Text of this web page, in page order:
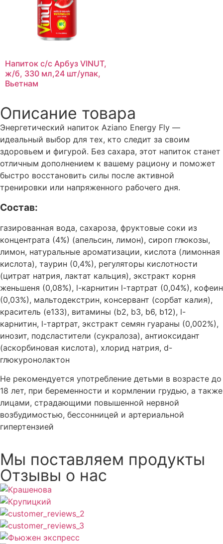
Напиток с/с Арбуз VINUT,
ж/б, 330 мл,24 шт/упак,
Вьетнам
Описание товара
Энергетический напиток Aziano Energy Fly —
идеальный выбор для тех, кто следит за своим
здоровьем и фигурой. Без сахара, этот напиток станет
отличным дополнением к вашему рациону и поможет
быстро восстановить силы после активной
тренировки или напряженного рабочего дня.
Состав:
газированная вода, сахароза, фруктовые соки из
концентрата (4%) (апельсин, лимон), сироп глюкозы,
лимон, натуральные ароматизации, кислота (лимонная
кислота), таурин (0,4%), регуляторы кислотности
(цитрат натрия, лактат кальция), экстракт корня
женьшеня (0,08%), l-карнитин l-тартрат (0,04%), кофеин
(0,03%), мальтодекстрин, консервант (сорбат калия),
краситель (e133), витамины (b2, b3, b6, b12), l-
карнитин, l-тартрат, экстракт семян гуараны (0,002%),
инозит, подсластители (сукралоза), антиоксидант
(аскорбиновая кислота), хлорид натрия, d-
глюкуронолактон
Не рекомендуется употребление детьми в возрасте до
18 лет, при беременности и кормлении грудью, а также
лицами, страдающими повышенной нервной
возбудимостью, бессонницей и артериальной
гипертензией
Мы поставляем продукты
Отзывы о нас